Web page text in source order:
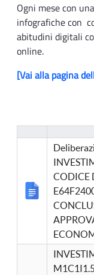
Ogni mese con
infografiche con
abitudini digitali
online.
[Vai alla pagina
CODICE